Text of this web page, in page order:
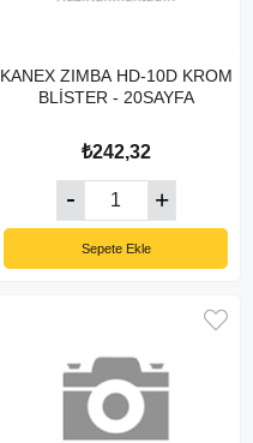
KANEX ZIMBA HD-10D KROM
BLİSTER - 20SAYFA
₺242,32
Sepete Ekle